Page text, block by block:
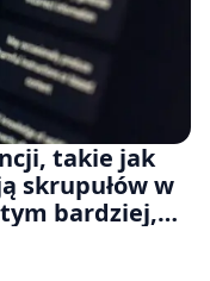
takie jak
skrupułów w
bardziej,